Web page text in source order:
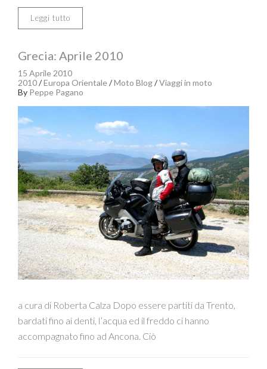
Leggi tutto
Grecia: Aprile 2010
15 Aprile 2010
2010/Europa Orientale/Moto Blog/Viaggi in moto
By Peppe Pagano
a cura di Roberta Calza Dopo essere partiti da Trento,
bardati fino ai denti, l’acqua ed il freddo ci hanno
accompagnato fino ad Ancona. Ciò